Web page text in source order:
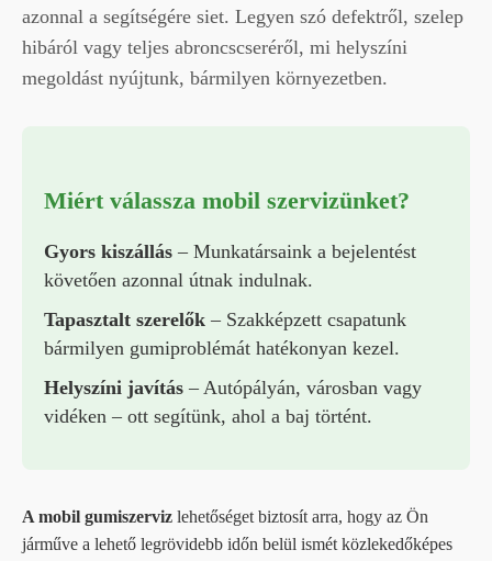
azonnal a segítségére siet. Legyen szó defektről, szelep
hibáról vagy teljes abroncscseréről, mi helyszíni
megoldást nyújtunk, bármilyen környezetben.
Miért válassza mobil szervizünket?
Gyors kiszállás – Munkatársaink a bejelentést
követően azonnal útnak indulnak.
Tapasztalt szerelők – Szakképzett csapatunk
bármilyen gumiproblémát hatékonyan kezel.
Helyszíni javítás – Autópályán, városban vagy
vidéken – ott segítünk, ahol a baj történt.
A mobil gumiszerviz lehetőséget biztosít arra, hogy az Ön
járműve a lehető legrövidebb időn belül ismét közlekedőképes